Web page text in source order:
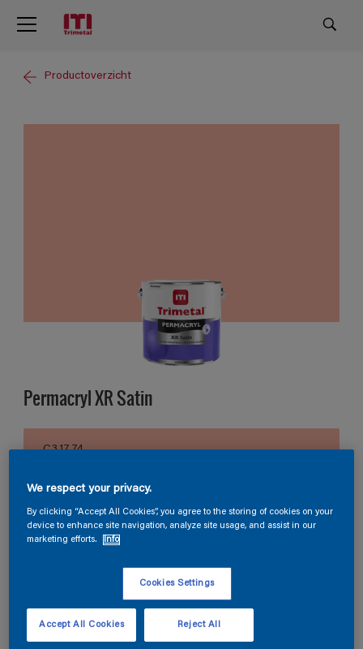
Productoverzicht
Permacryl XR Satin
C3.17.74
Verpakkingsgrootte
0,5 L
Verfcalculator
Bereken
We respect your privacy.
By clicking “Accept All Cookies”, you agree to the storing of cookies on your
device to enhance site navigation, analyze site usage, and assist in our
marketing efforts.
Info
Cookies Settings
Reject All
Accept All Cookies